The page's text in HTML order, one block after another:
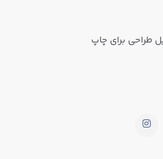
طراحی برای چاپ